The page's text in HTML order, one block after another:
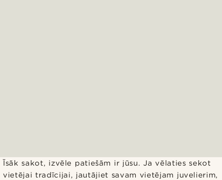
Īsāk sakot, izvēle patiešām ir jūsu. Ja vēlaties sekot
vietējai tradīcijai, jautājiet savam vietējam juvelierim,